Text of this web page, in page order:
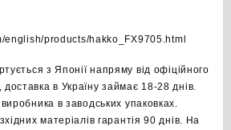
english/products/hakko_FX9705.html
з Японії напряму від офіційного
в Україну займає 18-28 днів.
в заводських упаковках.
матеріалів гарантія 90 днів. На